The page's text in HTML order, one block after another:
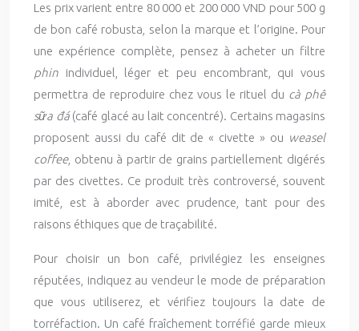
Les prix varient entre 80 000 et 200 000 VND pour 500 g
de bon café robusta, selon la marque et l’origine. Pour
une expérience complète, pensez à acheter un filtre
phin individuel, léger et peu encombrant, qui vous
permettra de reproduire chez vous le rituel du cà phê
sữa đá(café glacé au lait concentré). Certains magasins
proposent aussi du café dit de « civette » ou weasel
coffee, obtenu à partir de grains partiellement digérés
par des civettes. Ce produit très controversé, souvent
imité, est à aborder avec prudence, tant pour des
raisons éthiques que de traçabilité.
Pour choisir un bon café, privilégiez les enseignes
réputées, indiquez au vendeur le mode de préparation
que vous utiliserez, et vérifiez toujours la date de
torréfaction. Un café fraîchement torréfié garde mieux